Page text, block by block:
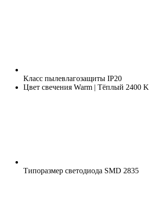
Класс пылевлагозащиты IP20
Цвет свечения Warm | Тёплый 2400 K
Типоразмер светодиода SMD 2835